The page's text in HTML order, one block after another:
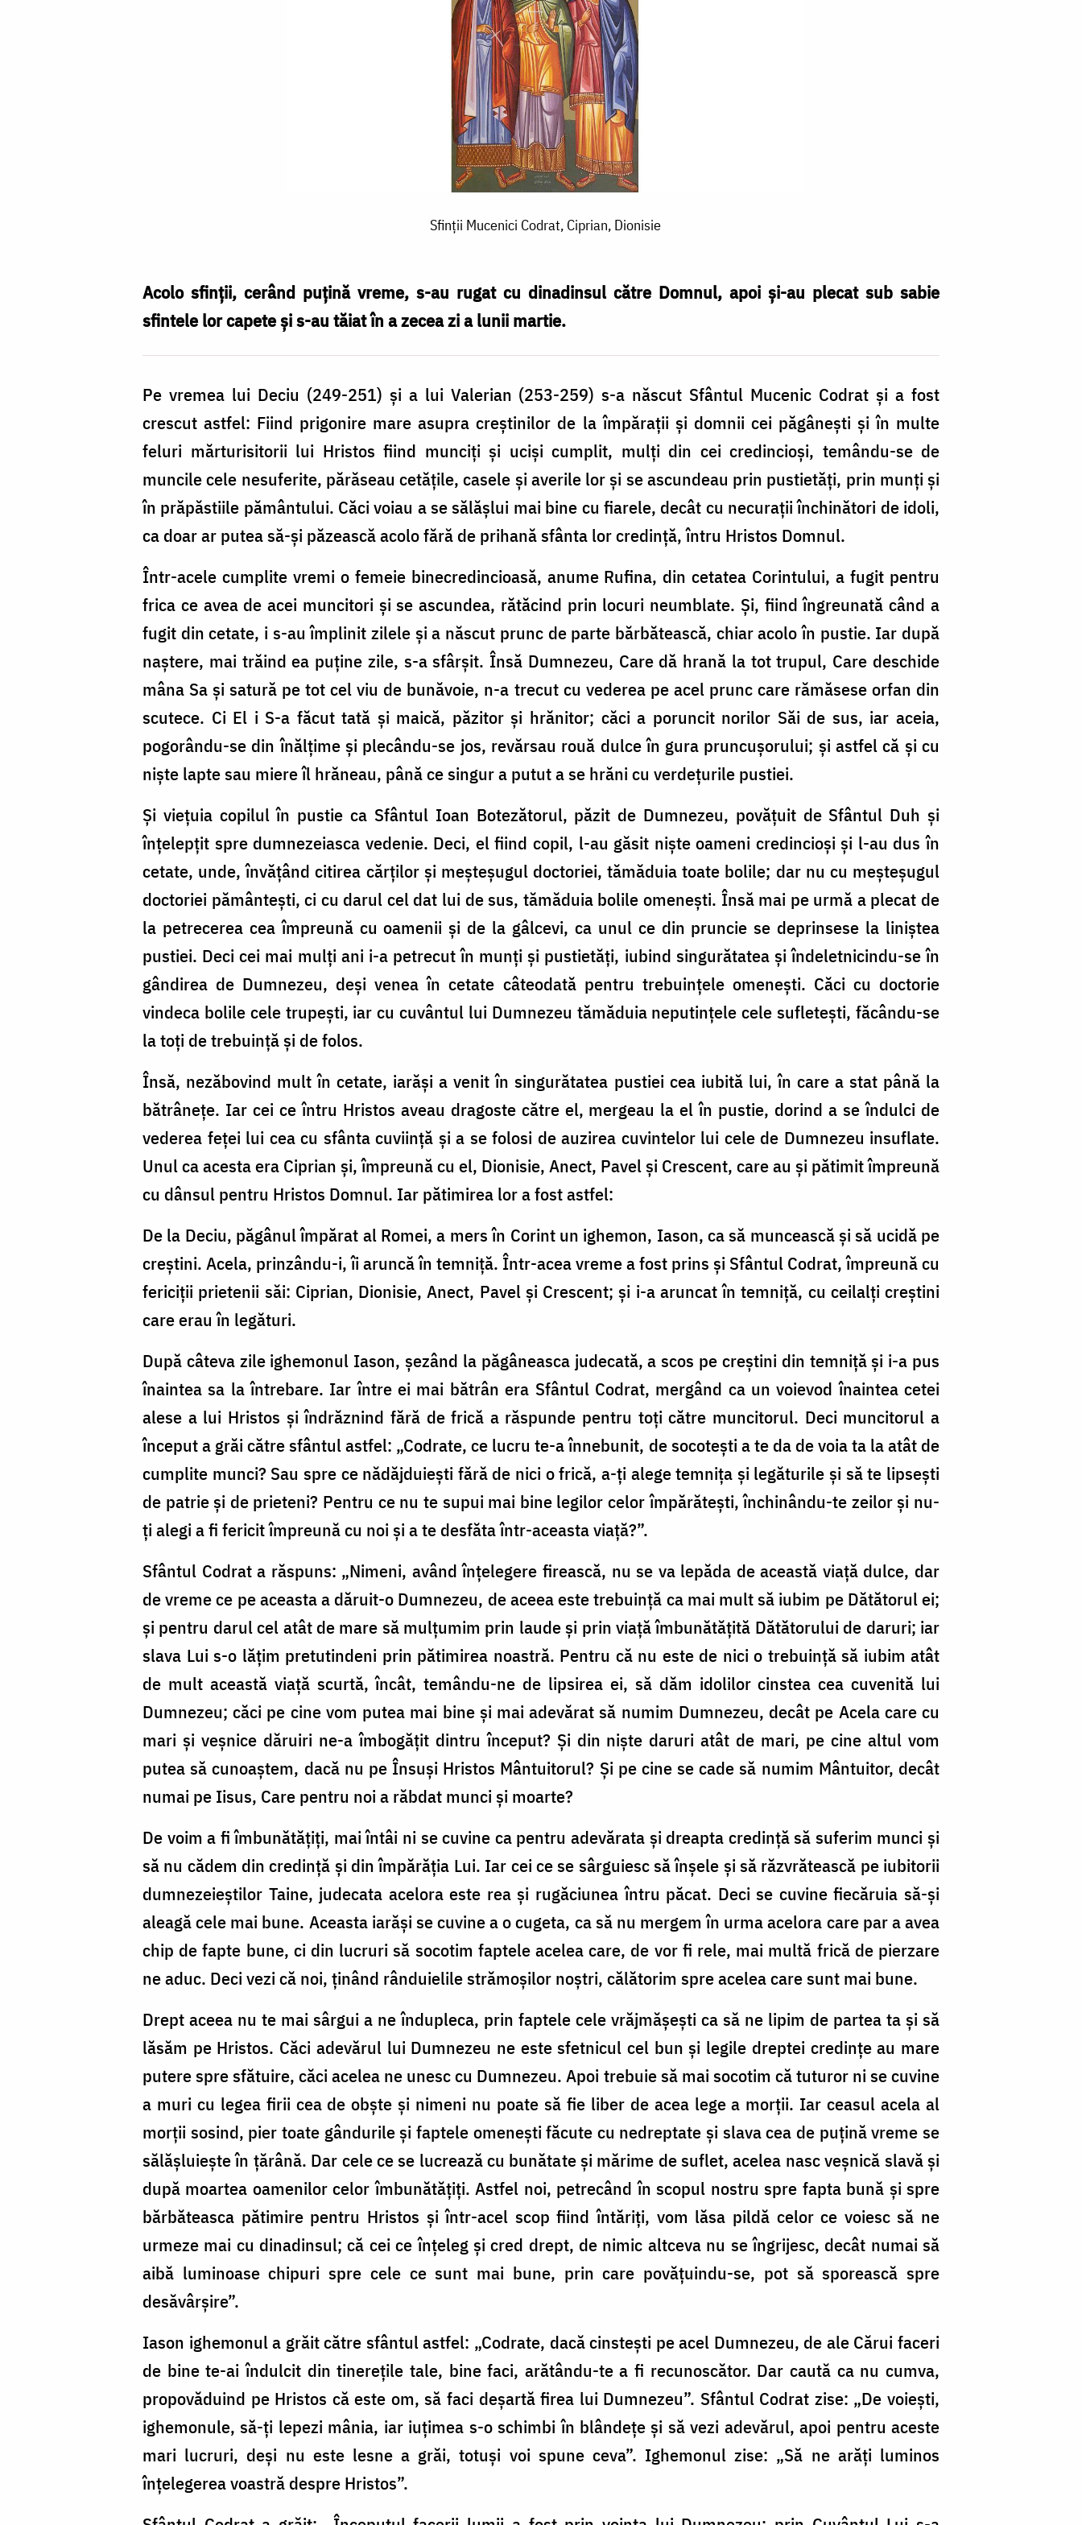
Sfinţii Mucenici Codrat, Ciprian, Dionisie
Acolo sfinții, cerând puțină vreme, s-au rugat cu dinadinsul către Domnul, apoi și-au plecat sub sabie
sfintele lor capete și s-au tăiat în a zecea zi a lunii martie.
Pe vremea lui Deciu (249-251) și a lui Valerian (253-259) s-a născut Sfântul Mucenic Codrat și a fost
crescut astfel: Fiind prigonire mare asupra creștinilor de la împărații și domnii cei păgânești și în multe
feluri mărturisitorii lui Hristos fiind munciți și uciși cumplit, mulți din cei credincioși, temându-se de
muncile cele nesuferite, părăseau cetățile, casele și averile lor și se ascundeau prin pustietăți, prin munți și
în prăpăstiile pământului. Căci voiau a se sălășlui mai bine cu fiarele, decât cu necurații închinători de idoli,
ca doar ar putea să-și păzească acolo fără de prihană sfânta lor credință, întru Hristos Domnul.
Într-acele cumplite vremi o femeie binecredincioasă, anume Rufina, din cetatea Corintului, a fugit pentru
frica ce avea de acei muncitori și se ascundea, rătăcind prin locuri neumblate. Și, fiind îngreunată când a
fugit din cetate, i s-au împlinit zilele și a născut prunc de parte bărbătească, chiar acolo în pustie. Iar după
naștere, mai trăind ea puține zile, s-a sfârșit. Însă Dumnezeu, Care dă hrană la tot trupul, Care deschide
mâna Sa și satură pe tot cel viu de bunăvoie, n-a trecut cu vederea pe acel prunc care rămăsese orfan din
scutece. Ci El i S-a făcut tată și maică, păzitor și hrănitor; căci a poruncit norilor Săi de sus, iar aceia,
pogorându-se din înălțime și plecându-se jos, revărsau rouă dulce în gura pruncușorului; și astfel că și cu
niște lapte sau miere îl hrăneau, până ce singur a putut a se hrăni cu verdețurile pustiei.
Și viețuia copilul în pustie ca Sfântul Ioan Botezătorul, păzit de Dumnezeu, povățuit de Sfântul Duh și
înțelepțit spre dumnezeiasca vedenie. Deci, el fiind copil, l-au găsit niște oameni credincioși și l-au dus în
cetate, unde, învățând citirea cărților și meșteșugul doctoriei, tămăduia toate bolile; dar nu cu meșteșugul
doctoriei pământești, ci cu darul cel dat lui de sus, tămăduia bolile omenești. Însă mai pe urmă a plecat de
la petrecerea cea împreună cu oamenii și de la gâlcevi, ca unul ce din pruncie se deprinsese la liniștea
pustiei. Deci cei mai mulți ani i-a petrecut în munți și pustietăți, iubind singurătatea și îndeletnicindu-se în
gândirea de Dumnezeu, deși venea în cetate câteodată pentru trebuințele omenești. Căci cu doctorie
vindeca bolile cele trupești, iar cu cuvântul lui Dumnezeu tămăduia neputințele cele sufletești, făcându-se
la toți de trebuință și de folos.
Însă, nezăbovind mult în cetate, iarăși a venit în singurătatea pustiei cea iubită lui, în care a stat până la
bătrânețe. Iar cei ce întru Hristos aveau dragoste către el, mergeau la el în pustie, dorind a se îndulci de
vederea feței lui cea cu sfânta cuviință și a se folosi de auzirea cuvintelor lui cele de Dumnezeu insuflate.
Unul ca acesta era Ciprian și, împreună cu el, Dionisie, Anect, Pavel și Crescent, care au și pătimit împreună
cu dânsul pentru Hristos Domnul. Iar pătimirea lor a fost astfel:
De la Deciu, păgânul împărat al Romei, a mers în Corint un ighemon, Iason, ca să muncească și să ucidă pe
creștini. Acela, prinzându-i, îi aruncă în temniță. Într-acea vreme a fost prins și Sfântul Codrat, împreună cu
fericiții prietenii săi: Ciprian, Dionisie, Anect, Pavel și Crescent; și i-a aruncat în temniță, cu ceilalți creștini
care erau în legături.
După câteva zile ighemonul Iason, șezând la păgâneasca judecată, a scos pe creștini din temniță și i-a pus
înaintea sa la întrebare. Iar între ei mai bătrân era Sfântul Codrat, mergând ca un voievod înaintea cetei
alese a lui Hristos și îndrăznind fără de frică a răspunde pentru toți către muncitorul. Deci muncitorul a
început a grăi către sfântul astfel: „Codrate, ce lucru te-a înnebunit, de socotești a te da de voia ta la atât de
cumplite munci? Sau spre ce nădăjduiești fără de nici o frică, a-ți alege temnița și legăturile și să te lipsești
de patrie și de prieteni? Pentru ce nu te supui mai bine legilor celor împărătești, închinându-te zeilor și nu-
ți alegi a fi fericit împreună cu noi și a te desfăta într-aceasta viață?”.
Sfântul Codrat a răspuns: „Nimeni, având înțelegere firească, nu se va lepăda de această viață dulce, dar
de vreme ce pe aceasta a dăruit-o Dumnezeu, de aceea este trebuință ca mai mult să iubim pe Dătătorul ei;
și pentru darul cel atât de mare să mulțumim prin laude și prin viață îmbunătățită Dătătorului de daruri; iar
slava Lui s-o lățim pretutindeni prin pătimirea noastră. Pentru că nu este de nici o trebuință să iubim atât
de mult această viață scurtă, încât, temându-ne de lipsirea ei, să dăm idolilor cinstea cea cuvenită lui
Dumnezeu; căci pe cine vom putea mai bine și mai adevărat să numim Dumnezeu, decât pe Acela care cu
mari și veșnice dăruiri ne-a îmbogățit dintru început? Și din niște daruri atât de mari, pe cine altul vom
putea să cunoaștem, dacă nu pe Însuși Hristos Mântuitorul? Și pe cine se cade să numim Mântuitor, decât
numai pe Iisus, Care pentru noi a răbdat munci și moarte?
De voim a fi îmbunătățiți, mai întâi ni se cuvine ca pentru adevărata și dreapta credință să suferim munci și
să nu cădem din credință și din împărăția Lui. Iar cei ce se sârguiesc să înșele și să răzvrătească pe iubitorii
dumnezeieștilor Taine, judecata acelora este rea și rugăciunea întru păcat. Deci se cuvine fiecăruia să-și
aleagă cele mai bune. Aceasta iarăși se cuvine a o cugeta, ca să nu mergem în urma acelora care par a avea
chip de fapte bune, ci din lucruri să socotim faptele acelea care, de vor fi rele, mai multă frică de pierzare
ne aduc. Deci vezi că noi, ținând rânduielile strămoșilor noștri, călătorim spre acelea care sunt mai bune.
Drept aceea nu te mai sârgui a ne îndupleca, prin faptele cele vrăjmășești ca să ne lipim de partea ta și să
lăsăm pe Hristos. Căci adevărul lui Dumnezeu ne este sfetnicul cel bun și legile dreptei credințe au mare
putere spre sfătuire, căci acelea ne unesc cu Dumnezeu. Apoi trebuie să mai socotim că tuturor ni se cuvine
a muri cu legea firii cea de obște și nimeni nu poate să fie liber de acea lege a morții. Iar ceasul acela al
morții sosind, pier toate gândurile și faptele omenești făcute cu nedreptate și slava cea de puțină vreme se
sălășluiește în țărână. Dar cele ce se lucrează cu bunătate și mărime de suflet, acelea nasc veșnică slavă și
după moartea oamenilor celor îmbunătățiți. Astfel noi, petrecând în scopul nostru spre fapta bună și spre
bărbăteasca pătimire pentru Hristos și într-acel scop fiind întăriți, vom lăsa pildă celor ce voiesc să ne
urmeze mai cu dinadinsul; că cei ce înțeleg și cred drept, de nimic altceva nu se îngrijesc, decât numai să
aibă luminoase chipuri spre cele ce sunt mai bune, prin care povățuindu-se, pot să sporească spre
desăvârșire”.
Iason ighemonul a grăit către sfântul astfel: „Codrate, dacă cinstești pe acel Dumnezeu, de ale Cărui faceri
de bine te-ai îndulcit din tinerețile tale, bine faci, arătându-te a fi recunoscător. Dar caută ca nu cumva,
propovăduind pe Hristos că este om, să faci deșartă firea lui Dumnezeu”. Sfântul Codrat zise: „De voiești,
ighemonule, să-ți lepezi mânia, iar iuțimea s-o schimbi în blândețe și să vezi adevărul, apoi pentru aceste
mari lucruri, deși nu este lesne a grăi, totuși voi spune ceva”. Ighemonul zise: „Să ne arăți luminos
înțelegerea voastră despre Hristos”.